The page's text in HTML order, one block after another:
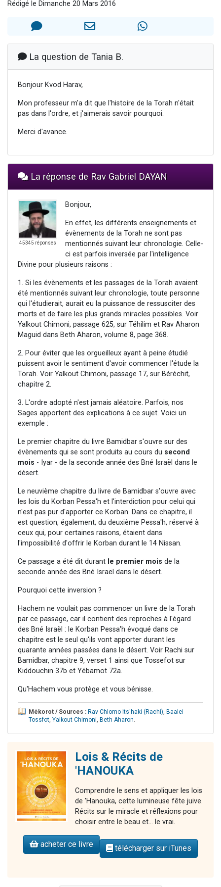
Eva vient de donner son Maasser
Eli vient de donner son Maasser
Rédigé le Dimanche 20 Mars 2016
La question de Tania B.
Bonjour Kvod Harav,
Mon professeur m'a dit que l'histoire de la Torah n'était
pas dans l'ordre, et j'aimerais savoir pourquoi.
Merci d'avance.
La réponse de Rav Gabriel DAYAN
45345 réponses
Bonjour,
En effet, les différents enseignements et
évènements de la Torah ne sont pas
mentionnés suivant leur chronologie. Celle-
ci est parfois inversée par l'intelligence
Divine pour plusieurs raisons :
1. Si les évènements et les passages de la Torah avaient
été mentionnés suivant leur chronologie, toute personne
qui l'étudierait, aurait eu la puissance de ressusciter des
morts et de faire les plus grands miracles possibles. Voir
Yalkout Chimoni, passage 625, sur Téhilim et Rav Aharon
Maguid dans Beth Aharon, volume 8, page 368.
2. Pour éviter que les orgueilleux ayant à peine étudié
puissent avoir le sentiment d'avoir commencer l'étude la
Torah. Voir Yalkout Chimoni, passage 17, sur Béréchit,
chapitre 2.
3. L'ordre adopté n'est jamais aléatoire. Parfois, nos
Sages apportent des explications à ce sujet. Voici un
exemple :
Le premier chapitre du livre Bamidbar s'ouvre sur des
évènements qui se sont produits au cours du second
mois - Iyar - de la seconde année des Bné Israël dans le
désert.
Le neuvième chapitre du livre de Bamidbar s'ouvre avec
les lois du Korban Pessa'h et l'interdiction pour celui qui
n'est pas pur d'apporter ce Korban. Dans ce chapitre, il
est question, également, du deuxième Pessa'h, réservé à
ceux qui, pour certaines raisons, étaient dans
l'impossibilité d'offrir le Korban durant le 14 Nissan.
Ce passage a été dit durant le premier mois de la
seconde année des Bné Israël dans le désert.
Pourquoi cette inversion ?
Hachem ne voulait pas commencer un livre de la Torah
par ce passage, car il contient des reproches à l'égard
des Bné Israël : le Korban Pessa'h évoqué dans ce
chapitre est le seul qu'ils vont apporter durant les
quarante années passées dans le désert. Voir Rachi sur
Bamidbar, chapitre 9, verset 1 ainsi que Tossefot sur
Kiddouchin 37b et Yébamot 72a.
Qu'Hachem vous protège et vous bénisse.
Mékorot / Sources : Rav Chlomo Its'haki (Rachi), Baalei
Tossfot, Yalkout Chimoni, Beth Aharon.
Lois & Récits de
'HANOUKA
Comprendre le sens et appliquer les lois
de 'Hanouka, cette lumineuse fête juive.
Récits sur le miracle et réflexions pour
choisir entre le beau et... le vrai.
acheter ce livre télécharger sur iTunes